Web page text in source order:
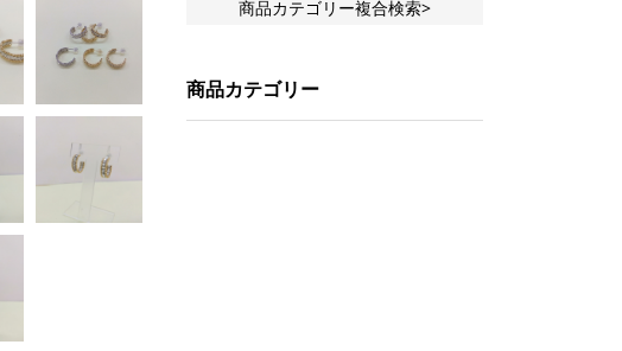
商品カテゴリー複合検索>
商品カテゴリー